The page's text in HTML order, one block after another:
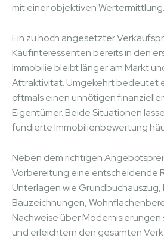
mit einer objektiven Wertermittlung.
Ein zu hoch angesetzter
Kaufinteressenten bereits in den
Immobilie bleibt länger am Markt
Attraktivität. Umgekehrt bedeutet
oftmals einen unnötigen
Eigentümer. Beide Situationen
fundierte Immobilienbewertung
Neben dem richtigen
Vorbereitung eine entscheidende
Unterlagen wie Grundbuchauszug,
Bauzeichnungen,
Nachweise über
und erleichtern den gesamten